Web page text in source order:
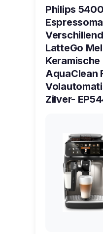
Philips
LatteGo
Keramische
AquaClean
Zilver-